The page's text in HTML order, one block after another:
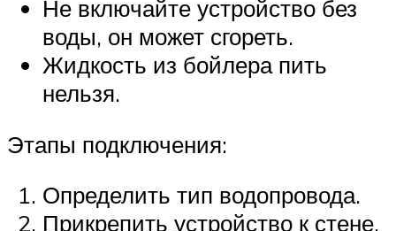
Не включайте устройство без
воды, он может сгореть.
Жидкость из бойлера пить
нельзя.
Этапы подключения:
Определить тип водопровода.
Прикрепить устройство к стене.